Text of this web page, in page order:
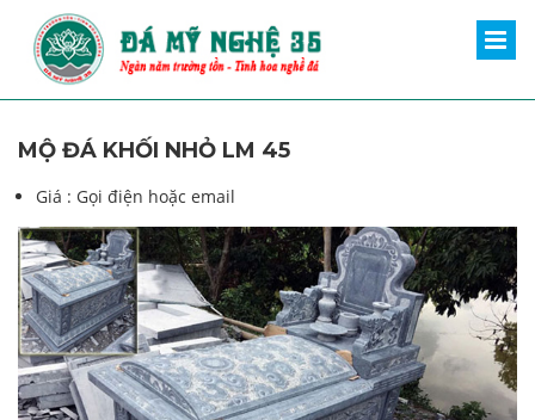
MỘ ĐÁ KHỐI NHỎ LM 45
Giá : Gọi điện hoặc email